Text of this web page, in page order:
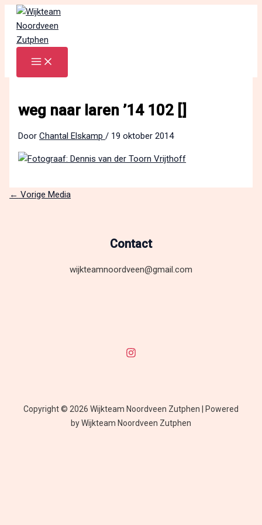
naar
weg naar laren ’14 102 []
DoorChantal Elskamp/ 19 oktober 2014
← Vorige Media
Contact
wijkteamnoordveen@gmail.com
Copyright © 2026 Wijkteam Noordveen Zutphen | Powered
by Wijkteam Noordveen Zutphen